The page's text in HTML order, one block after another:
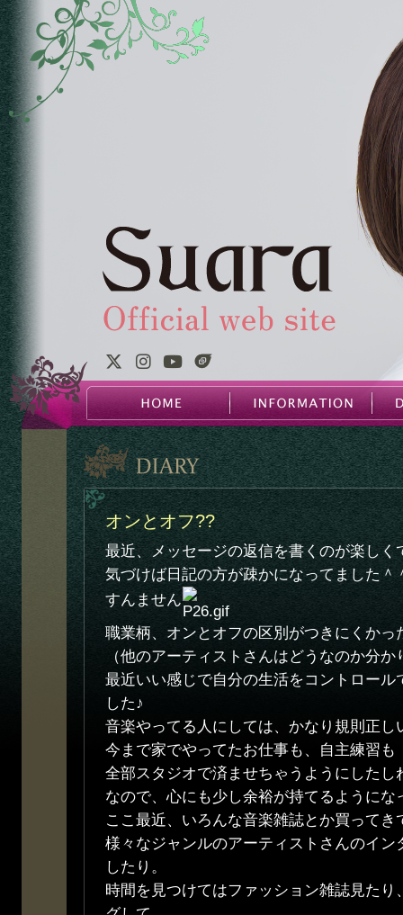
オンとオフ??
最近、メッセージの返信を書くのが楽しく
気づけば日記の方が疎かになってました＾
すんません
職業柄、オンとオフの区別がつきにくかっ
（他のアーティストさんはどうなのか分
最近いい感じで自分の生活をコントロール
した♪
音楽やってる人にしては、かなり規則正し
今まで家でやってたお仕事も、自主練習も
全部スタジオで済ませちゃうようにしたし
なので、心にも少し余裕が持てるようにな
ここ最近、いろんな音楽雑誌とか買ってき
様々なジャンルのアーティストさんのイン
したり。
時間を見つけてはファッション雑誌見たり